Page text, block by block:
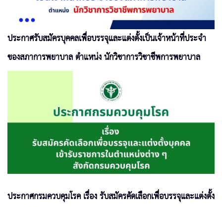
ประกาศรับสมัครบุคคลเพื่อบรรจุและแต่งตั้งเป็นเจ้าหน้าที่ประจำ
ของสภาการพยาบาล ตำแหน่ง นักวิชาการวิชาชีพการพยาบาล
ประกาศกรมควบคุมโรค เรื่อง รับสมัครคัดเลือกเพื่อบรรจุและแต่งตั้ง